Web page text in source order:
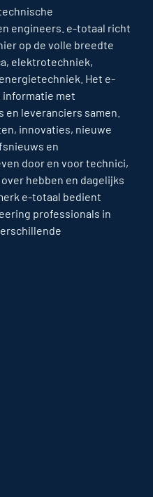
engineers. e-totaal richt
op de volle breedte
elektrotechniek,
Het e-
met
leveranciers samen.
innovaties, nieuwe
en
door en voor technici,
hebben en dagelijks
e-totaal bedient
professionals in